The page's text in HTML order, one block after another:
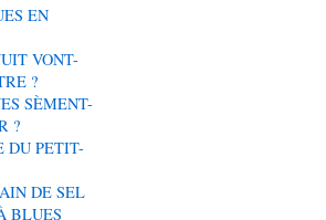
EN
VONT-
?
SÈMENT-
?
DU PETIT-
DE SEL
BLUES